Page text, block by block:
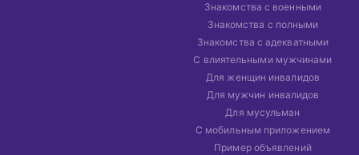
Знакомства с военными
Знакомства с полными
Знакомства с адекватными
С влиятельными мужчинами
Для женщин инвалидов
Для мужчин инвалидов
Для мусульман
С мобильным приложением
Пример объявлений